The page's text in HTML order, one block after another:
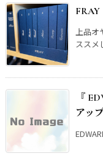
上品オ
ススメ
『
アッ